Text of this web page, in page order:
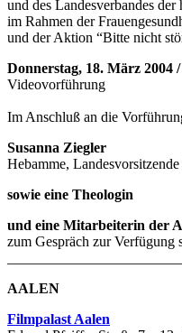
und des Landesverbandes der
im Rahmen der
und der Aktion “Bitte nicht
Donnerstag, 18. März 2004
Videovorführung
Im Anschluß an die
Susanna Ziegler
Hebamme,
sowie eine Theologin
und eine Mitarbeiterin der
zum Gespräch zur Verfügung
AALEN
Filmpalast Aalen